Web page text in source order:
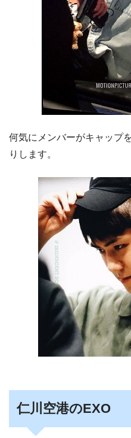
何気にメンバーがキャップ
りします。
仁川空港のEXO